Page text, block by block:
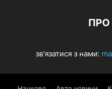
ПРО
зв'язатися з нами: